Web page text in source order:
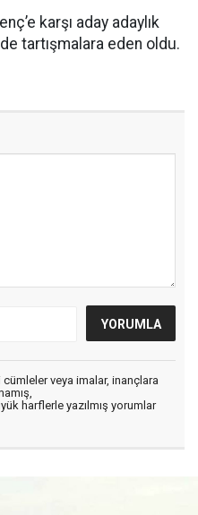
karşı aday adaylık
tartışmalara eden oldu.
veya imalar, inançlara
harflerle yazılmış yorumlar